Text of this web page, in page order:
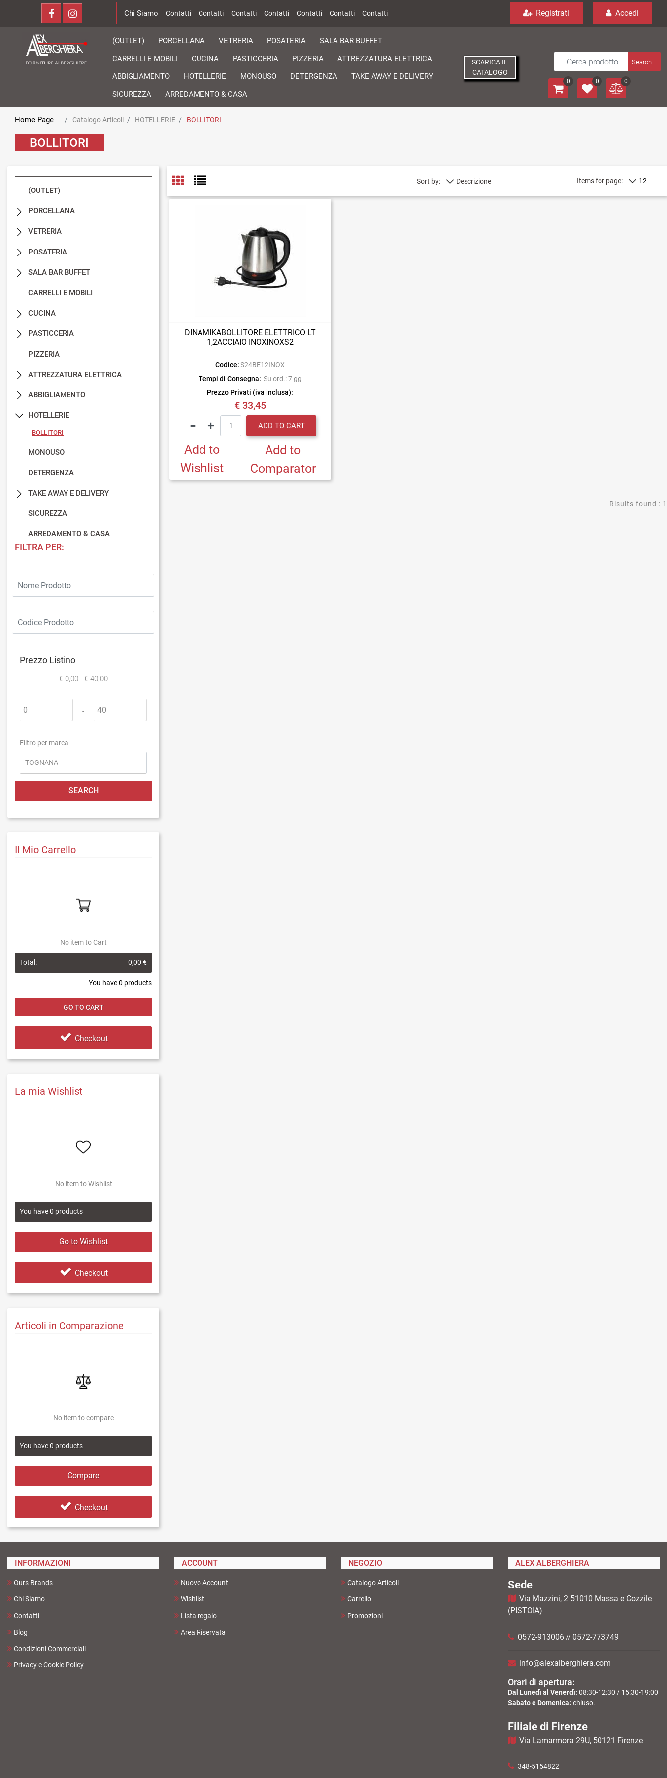
Chi Siamo Contatti Contatti Contatti Contatti Contatti Contatti Contatti Registrati Accedi
(OUTLET) PORCELLANA VETRERIA POSATERIA
SALA BAR BUFFET
CARRELLI E MOBILI
CUCINA PASTICCERIA PIZZERIA
ATTREZZATURA ELETTRICA
ABBIGLIAMENTO
HOTELLERIE MONOUSO DETERGENZA
TAKE AWAY E DELIVERY
SICUREZZA
ARREDAMENTO & CASA
SCARICA IL
CATALOGO
0 0 0
Home Page Catalogo Articoli HOTELLERIE BOLLITORI
BOLLITORI
(OUTLET)
PORCELLANA
VETRERIA
POSATERIA
SALA BAR BUFFET
CARRELLI E MOBILI
CUCINA
PASTICCERIA
PIZZERIA
ATTREZZATURA ELETTRICA
ABBIGLIAMENTO
HOTELLERIE
BOLLITORI
MONOUSO
DETERGENZA
TAKE AWAY E DELIVERY
SICUREZZA
ARREDAMENTO & CASA
FILTRA PER:
Prezzo Listino
€ 0,00 - € 40,00
Minimum price - Maximum price
Filtro per marca
Il Mio Carrello
No item to Cart
You have0 products
Total: 0,00 €
GO TO CART
Checkout
La mia Wishlist
No item to Wishlist
You have0 products
Go to Wishlist
Checkout
Articoli in Comparazione
No item to compare
You have0 products
Compare
Checkout
Sort by: Items for page:
DINAMIKABOLLITORE ELETTRICO LT
1,2ACCIAIO INOXINOXS2
Codice: S24BE12INOX
Tempi di Consegna: Su ord.: 7 gg
Prezzo Privati (iva inclusa):
€ 33,45
ADD TO CART
Add to
Wishlist
Add to
Comparator
Risults found : 1
INFORMAZIONI
Ours Brands
Chi Siamo
Contatti
Blog
Condizioni Commerciali
Privacy e Cookie Policy
ACCOUNT
Nuovo Account
Wishlist
Lista regalo
Area Riservata
NEGOZIO
Catalogo Articoli
Carrello
Promozioni
ALEX ALBERGHIERA
Sede
Via Mazzini, 2 51010 Massa e Cozzile
(PISTOIA)
0572-913006 // 0572-773749
info@alexalberghiera.com
Orari di apertura:
Dal Lunedì al Venerdì: 08:30-12:30 / 15:30-19:00
Sabato e Domenica: chiuso.
Filiale di Firenze
Via Lamarmora 29U, 50121 Firenze
348-5154822